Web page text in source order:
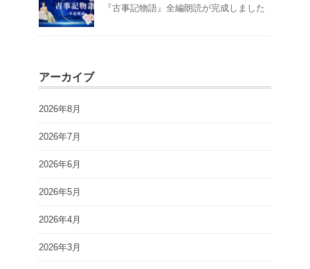
『古事記物語』全編朗読が完成しました
アーカイブ
2026年8月
2026年7月
2026年6月
2026年5月
2026年4月
2026年3月